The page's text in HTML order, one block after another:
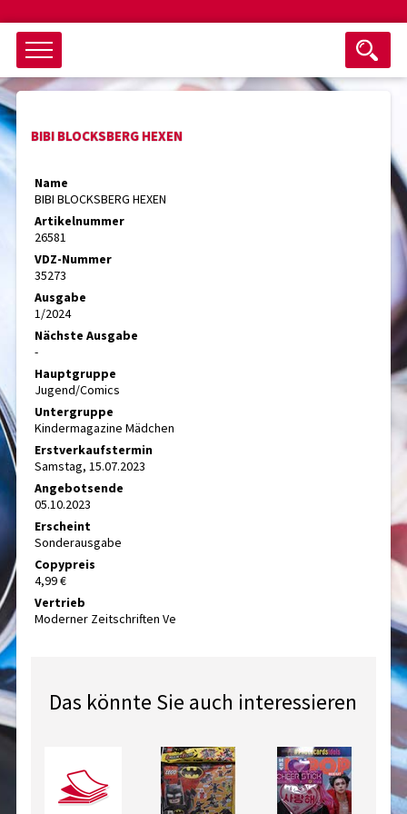
Objektsuche
als ganzes Wort suchen
nur Titel im Angebot
BIBI BLOCKSBERG HEXEN
Name
BIBI BLOCKSBERG HEXEN
Artikelnummer
26581
VDZ-Nummer
35273
Ausgabe
1/2024
Nächste Ausgabe
-
Hauptgruppe
Jugend/Comics
Untergruppe
Kindermagazine Mädchen
Erstverkaufstermin
Samstag, 15.07.2023
Angebotsende
05.10.2023
Erscheint
Sonderausgabe
Copypreis
4,99 €
Vertrieb
Moderner Zeitschriften Ve
Das könnte Sie auch interessieren